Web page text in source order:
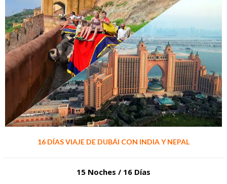
16 DÍAS VIAJE DE DUBÁI CON INDIA Y NEPAL
15 Noches / 16 Días